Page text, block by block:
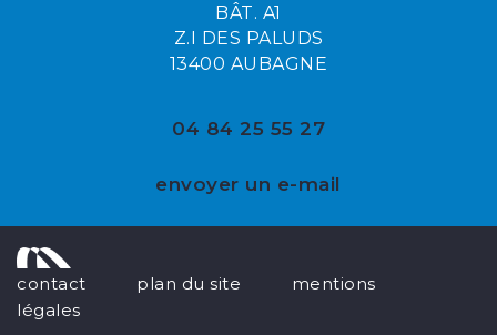
BÂT. A1
Z.I DES PALUDS
13400 AUBAGNE
04 84 25 55 27
envoyer un e-mail
contact plan du site
mentions
légales